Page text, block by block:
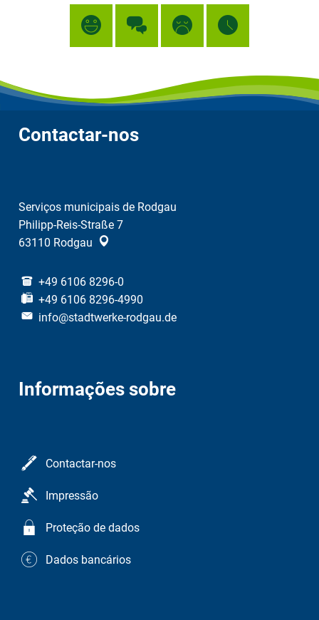
Contactar-nos
Serviços municipais de Rodgau
Philipp-Reis-Straße 7
63110 Rodgau
+49 6106 8296-0
+49 6106 8296-4990
info@stadtwerke-rodgau.de
Informações sobre
Contactar-nos
Impressão
Proteção de dados
Dados bancários